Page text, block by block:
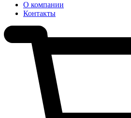
О компании
Контакты